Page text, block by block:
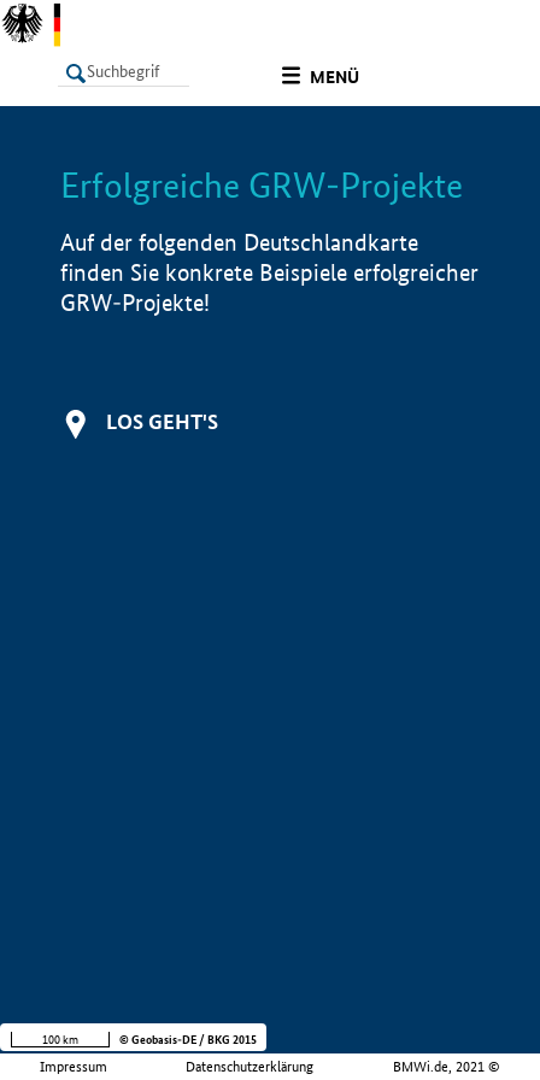
MENÜ
LISTE Info
Erfolgreiche GRW-Projekte
Auf der folgenden Deutschlandkarte
finden Sie konkrete Beispiele erfolgreicher
GRW-Projekte!
LOS GEHT'S
Impressum Datenschutzerklärung BMWi.de, 2021 ©
100 km © Geobasis-DE / BKG 2015